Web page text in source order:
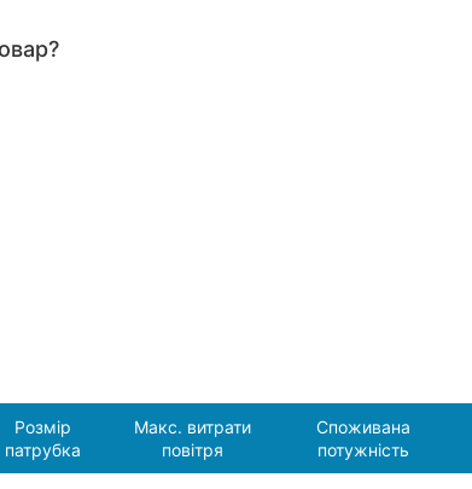
Розмір
патрубка
Макс. витрати
повітря
Споживана
потужність